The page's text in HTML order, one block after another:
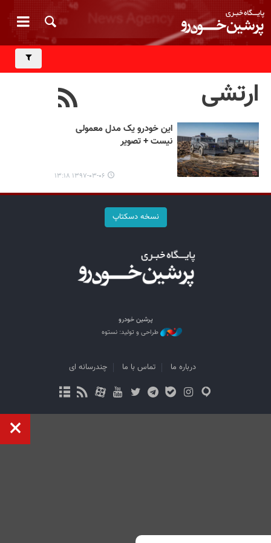
ارتشی
این خودرو یک مدل معمولی
نیست + تصویر
۱۳۹۷-۰۳-۰۶ ۱۳:۱۸
نسخه دسکتاپ
پرشین خودرو
طراحی و تولید: نستوه
درباره ما تماس با ما چندرسانه ای